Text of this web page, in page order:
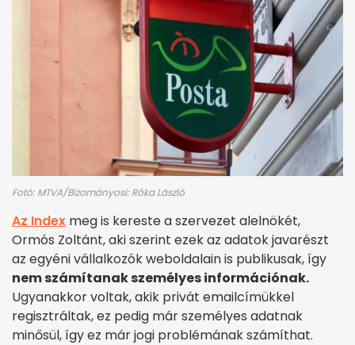
Fotó: MTVA/Bizományosi: Róka László
Az Index meg is kereste a szervezet alelnökét,
Ormós Zoltánt, aki szerint ezek az adatok javarészt
az egyéni vállalkozók weboldalain is publikusak, így
nem számítanak személyes információnak.
Ugyanakkor voltak, akik privát emailcímükkel
regisztráltak, ez pedig már személyes adatnak
minősül, így ez már jogi problémának számíthat.